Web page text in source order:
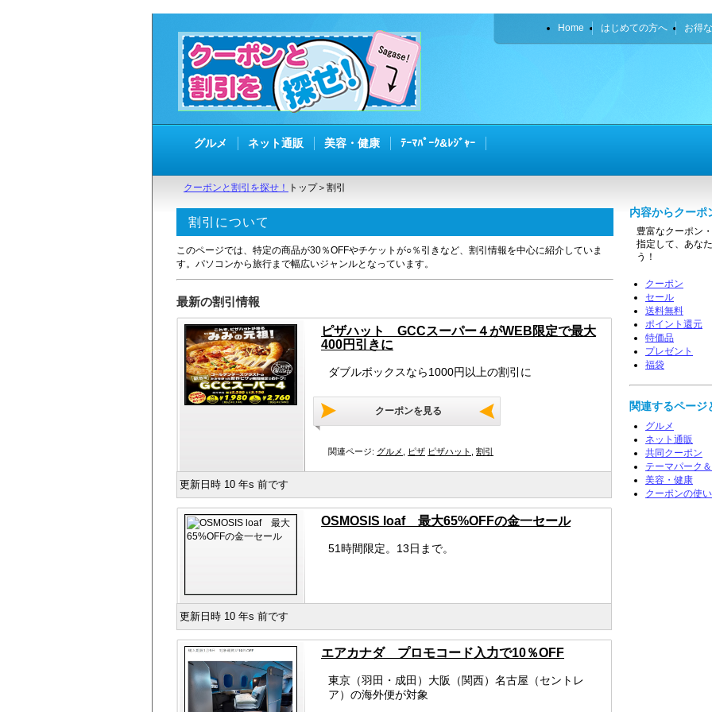
お得
はじめての方へ
Home
グルメ ネット通販 美容・健康 ﾃｰﾏﾊﾟｰｸ&ﾚｼﾞｬｰ
クーポンと割引を探せ！ トップ＞割引
割引について
このページでは、特定の商品が30％OFFやチケットが○％引きなど、割引情報を中心に紹介していま
す。パソコンから旅行まで幅広いジャンルとなっています。
最新の割引情報
ピザハット GCCスーパー４がWEB限定で最大
400円引きに
ダブルボックスなら1000円以上の割引に
クーポンを見る
関連ページ: グルメ ピザ ピザハット 割引
更新日時 10 年s 前です
OSMOSIS loaf 最大65%OFFの金一セール
51時間限定。13日まで。
更新日時 10 年s 前です
エアカナダ プロモコード入力で10％OFF
東京（羽田・成田）大阪（関西）名古屋（セントレ
ア）の海外便が対象
内容からクーポ
豊富なクーポン
指定して、あな
う！
クーポン
セール
送料無料
ポイント還元
特価品
プレゼント
福袋
関連するページ
グルメ
ネット通販
共同クーポン
テーマパーク
美容・健康
クーポンの使